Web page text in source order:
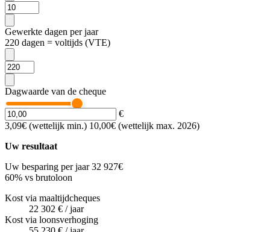
Gewerkte dagen per jaar
220 dagen = voltijds (VTE)
Dagwaarde van de cheque
€
3,09€ (wettelijk min.) 10,00€ (wettelijk max. 2026)
Uw resultaat
Uw besparing per jaar32 927€
60% vs brutoloon
Kost via maaltijdcheques
22 302 € / jaar
Kost via loonsverhoging